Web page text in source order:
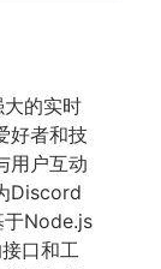
的实时
好者和技
用户互动
Discord
于Node.js
口和工